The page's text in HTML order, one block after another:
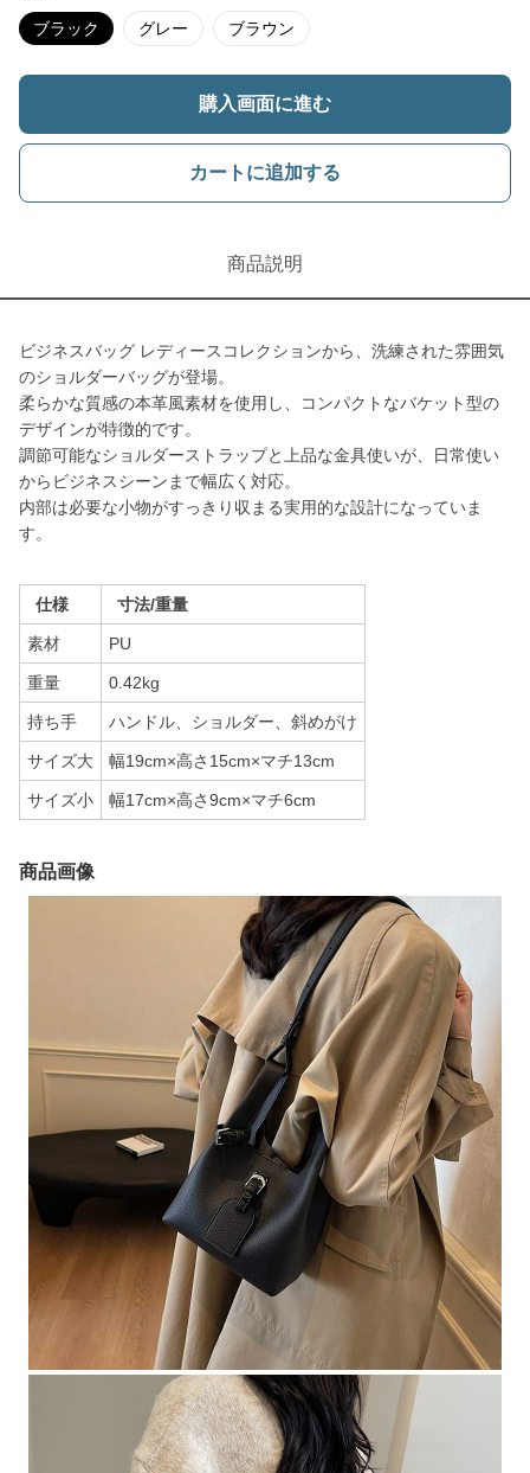
ブラック グレー ブラウン
購入画面に進む
カートに追加する
商品説明
ビジネスバッグ レディースコレクションから、洗練された雰囲気
のショルダーバッグが登場。
柔らかな質感の本革風素材を使用し、コンパクトなバケット型の
デザインが特徴的です。
調節可能なショルダーストラップと上品な金具使いが、日常使い
からビジネスシーンまで幅広く対応。
内部は必要な小物がすっきり収まる実用的な設計になっていま
す。
仕様 寸法/重量
素材 PU
重量 0.42kg
持ち手 ハンドル、ショルダー、斜めがけ
サイズ大 幅19cm×高さ15cm×マチ13cm
サイズ小 幅17cm×高さ9cm×マチ6cm
商品画像